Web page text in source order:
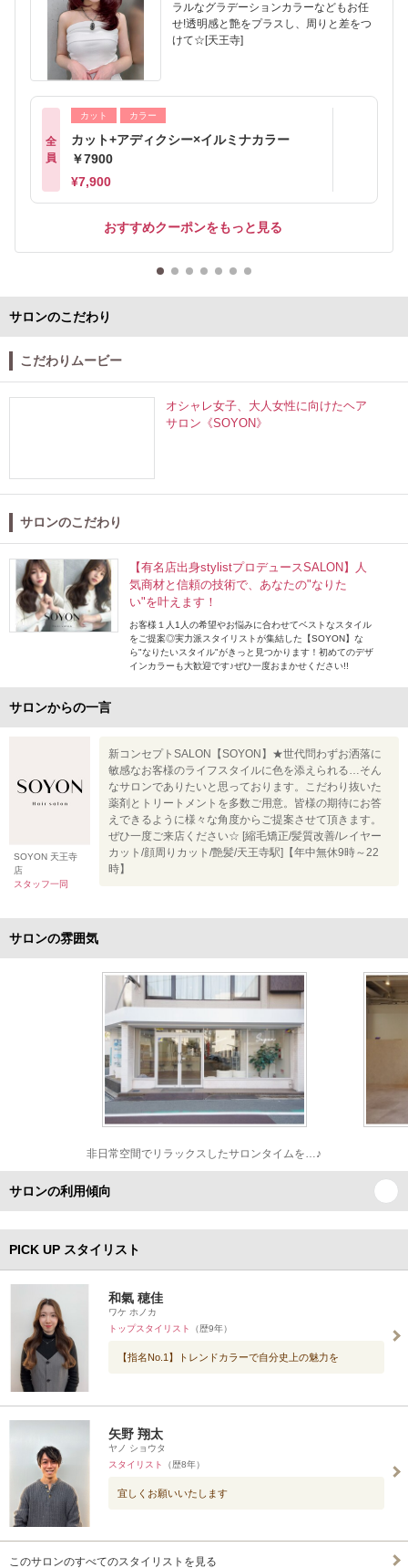
ラルなグラデーションカラーなどもお任
せ!透明感と艶をプラスし、周りと差をつ
けて☆[天王寺]
全
員
カット カラー
カット+アディクシー×イルミナカラー
￥7900
¥7,900
おすすめクーポンをもっと見る
サロンのこだわり
こだわりムービー
オシャレ女子、大人女性に向けたヘア
サロン《SOYON》
サロンのこだわり
【有名店出身stylistプロデュースSALON】人
気商材と信頼の技術で、あなたの"なりた
い"を叶えます！
お客様１人1人の希望やお悩みに合わせてベストなスタイル
をご提案◎実力派スタイリストが集結した【SOYON】な
ら"なりたいスタイル"がきっと見つかります！初めてのデザ
インカラーも大歓迎です♪ぜひ一度おまかせください!!
サロンからの一言
SOYON 天王寺
店
スタッフ一同
新コンセプトSALON【SOYON】★世代問わずお洒落に
敏感なお客様のライフスタイルに色を添えられる…そん
なサロンでありたいと思っております。こだわり抜いた
薬剤とトリートメントを多数ご用意。皆様の期待にお答
えできるように様々な角度からご提案させて頂きます。
ぜひ一度ご来店ください☆ [縮毛矯正/髪質改善/レイヤー
カット/顔周りカット/艶髪/天王寺駅]【年中無休9時～22
時】
サロンの雰囲気
非日常空間でリラックスしたサロンタイムを…♪
サロンの利用傾向
PICK UP スタイリスト
和氣 穂佳
ワケ ホノカ
トップスタイリスト
（歴9年）
【指名No.1】トレンドカラーで自分史上の魅力を
矢野 翔太
ヤノ ショウタ
スタイリスト
（歴8年）
宜しくお願いいたします
このサロンのすべてのスタイリストを見る